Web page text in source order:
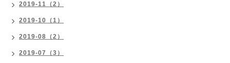
2019-11（2）
2019-10（1）
2019-08（2）
2019-07（3）